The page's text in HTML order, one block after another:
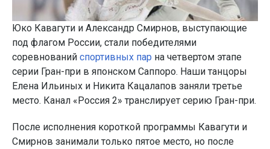
Юко Кавагути и Александр Смирнов, выступающие
под флагом России, стали победителями
соревнований спортивных пар на четвертом этапе
серии Гран-при в японском Саппоро. Наши танцоры
Елена Ильиных и Никита Кацалапов заняли третье
место. Канал «Россия 2» транслирует серию Гран-при.
После исполнения короткой программы Кавагути и
Смирнов занимали только пятое место, но после